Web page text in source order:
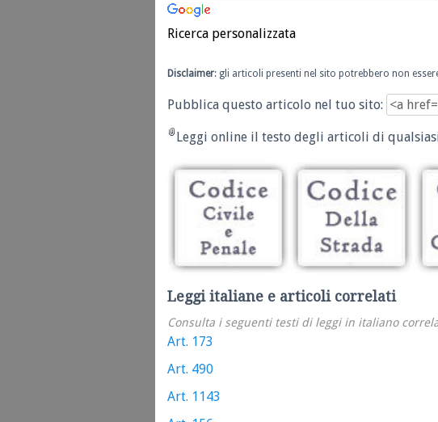
Ricerca personalizzata
Disclaimer: gli articoli presenti nel sito potrebbero non
Pubblica questo articolo nel tuo sito:
Leggi online il testo degli articoli di
Leggi italiane e articoli correlati
Consulta i seguenti testi di leggi in italiano
Art. 173
Art. 490
Art. 1143